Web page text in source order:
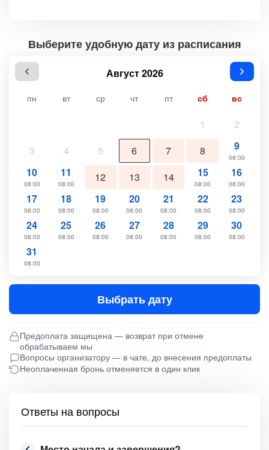
Выберите удобную дату из расписания
Август 2026
пн вт ср чт пт сб вс
1
2
3
4 5 6 7 8 9
08:00
10
08:00
11
08:00 12 13 14 15
08:00
16
08:00
17
08:00
18
08:00
19
08:00
20
08:00
21
08:00
22
08:00
23
08:00
24
08:00
25
08:00
26
08:00
27
08:00
28
08:00
29
08:00
30
08:00
31
08:00
Выбрать дату
Предоплата защищена — возврат при отмене
обрабатываем мы
Вопросы организатору — в чате, до внесения предоплаты
Неоплаченная бронь отменяется в один клик
Ответы на вопросы